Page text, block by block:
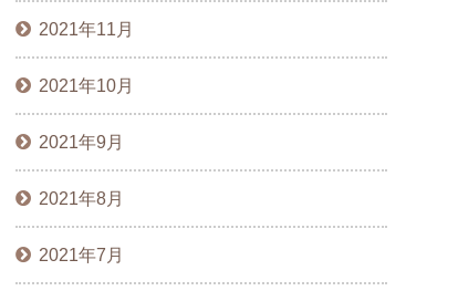
2021年11月
2021年10月
2021年9月
2021年8月
2021年7月